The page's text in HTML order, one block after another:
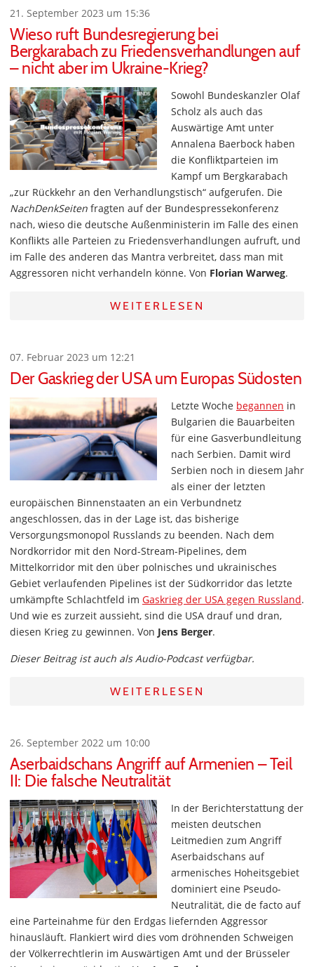
21. September 2023 um 15:36
Wieso ruft Bundesregierung bei
Bergkarabach zu Friedensverhandlungen auf
– nicht aber im Ukraine-Krieg?
Sowohl Bundeskanzler Olaf
Scholz als auch das
Auswärtige Amt unter
Annalena Baerbock haben
die Konfliktparteien im
Kampf um Bergkarabach
„zur Rückkehr an den Verhandlungstisch“ aufgerufen. Die
NachDenkSeiten fragten auf der Bundespressekonferenz
nach, wieso die deutsche Außenministerin im Falle des einen
Konflikts alle Parteien zu Friedensverhandlungen aufruft, und
im Falle des anderen das Mantra verbreitet, dass man mit
Aggressoren nicht verhandeln könne. Von Florian Warweg.
WEITERLESEN
07. Februar 2023 um 12:21
Der Gaskrieg der USA um Europas Südosten
Letzte Woche begannen in
Bulgarien die Bauarbeiten
für eine Gasverbundleitung
nach Serbien. Damit wird
Serbien noch in diesem Jahr
als einer der letzten
europäischen Binnenstaaten an ein Verbundnetz
angeschlossen, das in der Lage ist, das bisherige
Versorgungsmonopol Russlands zu beenden. Nach dem
Nordkorridor mit den Nord-Stream-Pipelines, dem
Mittelkorridor mit den über polnisches und ukrainisches
Gebiet verlaufenden Pipelines ist der Südkorridor das letzte
umkämpfte Schlachtfeld im Gaskrieg der USA gegen Russland.
Und wie es zurzeit aussieht, sind die USA drauf und dran,
diesen Krieg zu gewinnen. Von Jens Berger.
Dieser Beitrag ist auch als Audio-Podcast verfügbar.
WEITERLESEN
26. September 2022 um 10:00
Aserbaidschans Angriff auf Armenien – Teil
II: Die falsche Neutralität
In der Berichterstattung der
meisten deutschen
Leitmedien zum Angriff
Aserbaidschans auf
armenisches Hoheitsgebiet
dominiert eine Pseudo-
Neutralität, die de facto auf
eine Parteinahme für den Erdgas liefernden Aggressor
hinausläuft. Flankiert wird dies vom dröhnenden Schweigen
der Völkerrechtlerin im Auswärtigen Amt und der Brüsseler